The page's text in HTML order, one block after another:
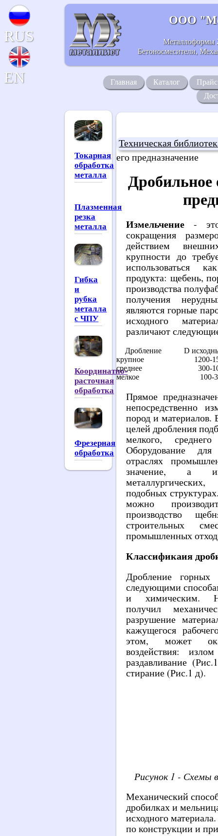
RUS
EN
ООО
Бетоносмесители,
Главная Каталог
Прайс
Токарная
обработка
металла
Плазменная
резка
металла
Гибка
и
рубка
металла
с ЧПУ
Координатно-
расточная
обработка
Фрезерная
обработка
Техническая
его предназначение
Дробильное
Измельчение - это
сокращения
действием
крупности до
использоваться
продукта: щебень,
производства
получения
являются горные
исходного
различают
Дробление
D
крупное
1200-
среднее
300-
мелкое
100-
Прямое
непосредственно
пород и материалов.
целей дробления
мелкого,
Оборудование
отраслях
значение, а
подобных
можно
производство
строительных
промышленных
Классификаия
Дробление горных
следующими
и химическим.
получил
разрушение
кажущегося
этом, может
воздействия:
раздавливание
стирание (Рис.1 д).
Рисунок 1 - Схемы
Механический
дробилках и
исходного
по конструкции и